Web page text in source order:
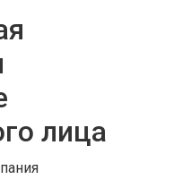
лица